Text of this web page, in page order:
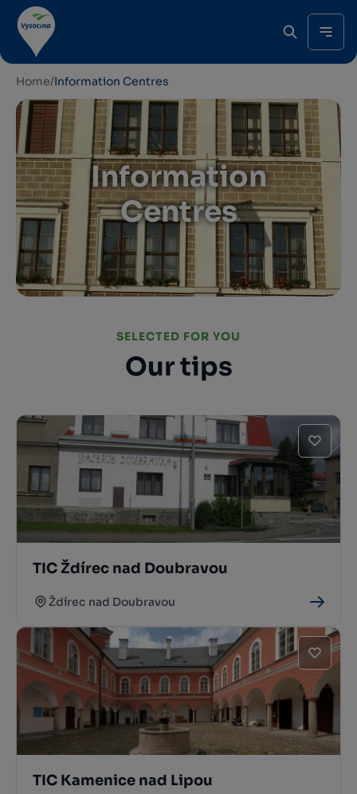
Home/Information Centres
Information
Centres
SELECTED FOR YOU
Our tips
TIC Ždírec nad Doubravou
Ždírec nad Doubravou
TIC Kamenice nad Lipou